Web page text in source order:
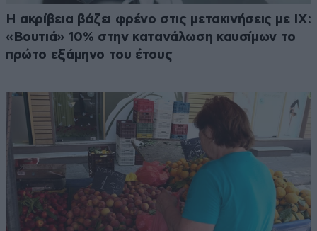
Η ακρίβεια βάζει φρένο στις μετακινήσεις με ΙΧ:
«Βουτιά» 10% στην κατανάλωση καυσίμων το
πρώτο εξάμηνο του έτους